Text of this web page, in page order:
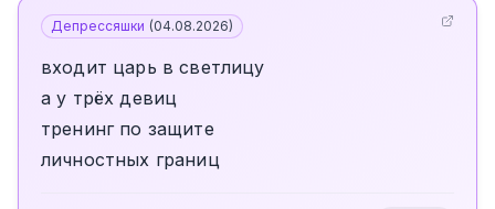
Депрессяшки (04.08.2026)
входит царь в светлицу
а у трёх девиц
тренинг по защите
личностных границ